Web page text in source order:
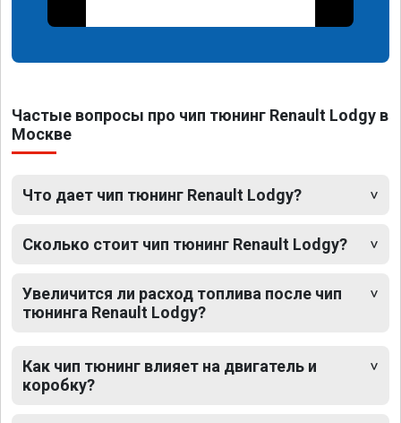
Частые вопросы про чип тюнинг Renault Lodgy в
Москве
Что дает чип тюнинг Renault Lodgy?
Сколько стоит чип тюнинг Renault Lodgy?
Увеличится ли расход топлива после чип
тюнинга Renault Lodgy?
Как чип тюнинг влияет на двигатель и
коробку?